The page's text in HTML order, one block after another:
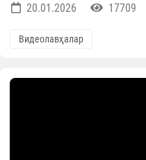
20.01.2026
17709
Видеолавҳалар